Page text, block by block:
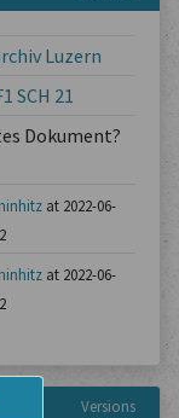
Luzern
SCH 21
Dokument?
at 2022-06-
at 2022-06-
Versions